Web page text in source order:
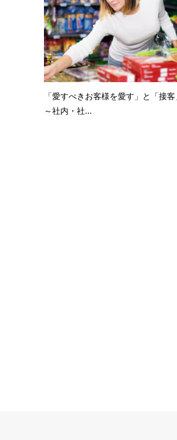
「愛すべきお客様を愛す」と「接
～社内・社...